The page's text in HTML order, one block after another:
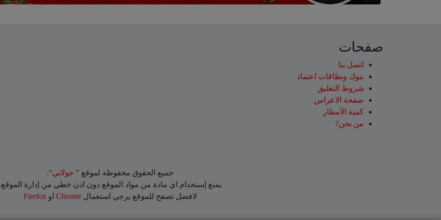
صفحات
اتصل بنا
بنوك وبطاقات اعتماد
شروط التعليق‎
صفحة الاعراس
كمية الأمطار
من نحن?
جميع الحقوق محفوظة لموقع ” جولاني“.
يمنع إستخدام اي مادة من مواد الموقع دون اذن خطي من إدارة
لافضل تصفح للموقع يرجي استعمال Chrome او Firefox